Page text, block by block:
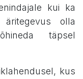
kui ka
olla
täpsel
kus